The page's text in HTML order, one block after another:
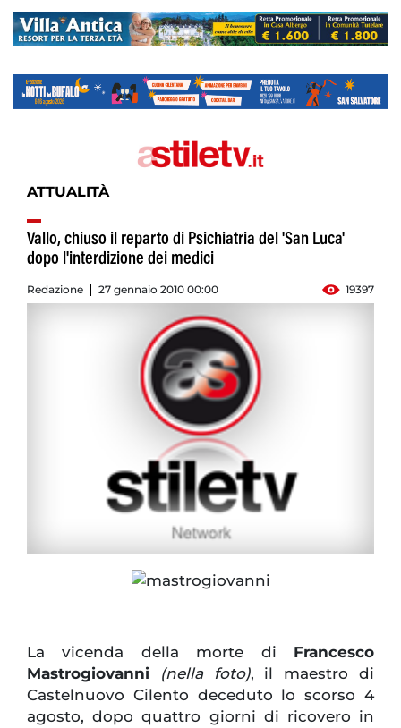
ATTUALITÀ
Vallo, chiuso il reparto di Psichiatria del 'San Luca'
dopo l'interdizione dei medici
Redazione 27 gennaio 2010 00:00 19397
La vicenda della morte di Francesco
Mastrogiovanni
(nella foto), il maestro di
Castelnuovo Cilento deceduto lo scorso 4
agosto, dopo quattro giorni di ricovero in